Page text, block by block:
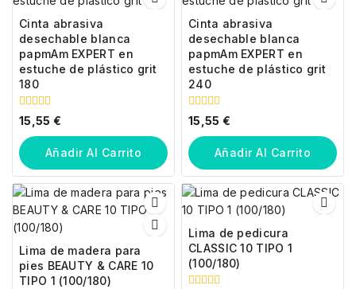
Cinta abrasiva
desechable blanca
papmAm EXPERT en
estuche de plástico grit
180
0
fuera
de
5
15,55 €
Añadir Al Carrito
Cinta abrasiva
desechable blanca
papmAm EXPERT en
estuche de plástico grit
240
0
fuera
de
5
15,55 €
Añadir Al Carrito
Lima de madera para
pies BEAUTY & CARE 10
TIPO 1 (100/180)
Lima de pedicura
CLASSIC 10 TIPO 1
(100/180)